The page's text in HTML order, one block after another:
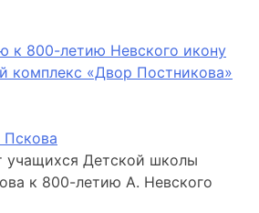
к 800-летию Невского икону
комплекс «Двор Постникова»
учащихся Детской школы
к 800-летию А. Невского